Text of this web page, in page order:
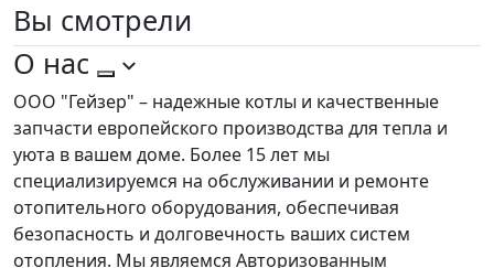
Вы смотрели
О нас
ООО "Гейзер" – надежные котлы и качественные
запчасти европейского производства для тепла и
уюта в вашем доме. Более 15 лет мы
специализируемся на обслуживании и ремонте
отопительного оборудования, обеспечивая
безопасность и долговечность ваших систем
отопления. Мы являемся Авторизованным